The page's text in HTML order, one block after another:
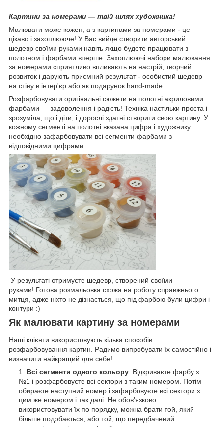
Картини за номерами — твій шлях художника!
Малювати може кожен, а з картинами за номерами - це
цікаво і захоплююче! У Вас вийде створити авторський
шедевр своїми руками навіть якщо будете працювати з
полотном і фарбами вперше. Захоплюючі набори малювання
за номерами сприятливо впливають на настрій, творчий
розвиток і дарують приємний результат - особистий шедевр
на стіну в інтер'єр або як подарунок hand-made.
Розфарбовувати оригінальні сюжети на полотні акриловими
фарбами — задоволення і радість! Техніка настільки проста і
зрозуміла, що і діти, і дорослі здатні створити свою картину. У
кожному сегменті на полотні вказана цифра і художнику
необхідно зафарбовувати всі сегменти фарбами з
відповідними цифрами.
У результаті отримуєте шедевр, створений своїми
руками! Готова розмальовка схожа на роботу справжнього
митця, адже ніхто не дізнається, що під фарбою були цифри і
контури :)
Як малювати картину за номерами
Наші клієнти використовують кілька способів
розфарбовування картин. Радимо випробувати їх самостійно і
визначити найкращий для себе!
Всі сегменти одного кольору . Відкриваєте фарбу з
№1 і розфарбовуєте всі сектори з таким номером. Потім
обираєте наступний номер і зафарбовуєте всі сектори з
цим же номером і так далі. Не обов'язково
використовувати їх по порядку, можна брати той, який
більше подобається, або той, що передбачений